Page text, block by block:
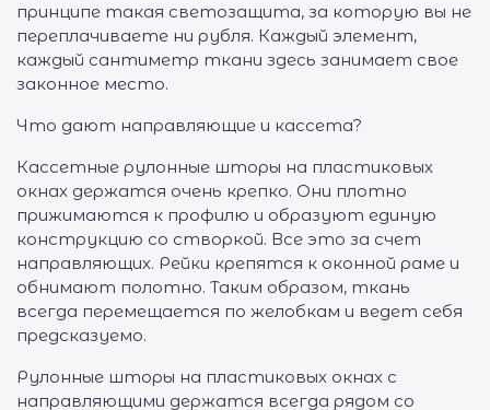
принципе такая светозащита, за которую вы не
переплачиваете ни рубля. Каждый элемент,
каждый сантиметр ткани здесь занимает свое
законное место.
Что дают направляющие и кассета?
Кассетные рулонные шторы на пластиковых
окнах держатся очень крепко. Они плотно
прижимаются к профилю и образуют единую
конструкцию со створкой. Все это за счет
направляющих. Рейки крепятся к оконной раме и
обнимают полотно. Таким образом, ткань
всегда перемещается по желобкам и ведет себя
предсказуемо.
Рулонные шторы на пластиковых окнах с
направляющими держатся всегда рядом со